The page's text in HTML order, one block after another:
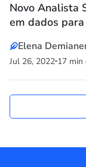
Novo Analista
em dados
Elena
Jul 26, 2022 17 min